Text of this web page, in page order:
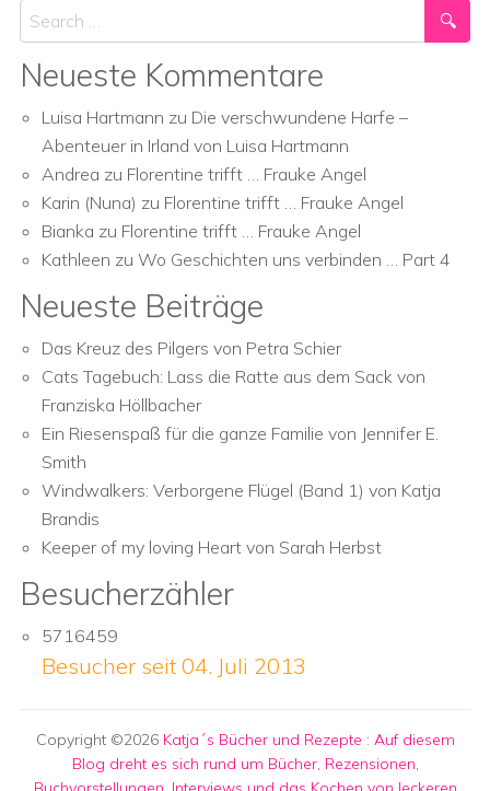
Search
Neueste Kommentare
Luisa Hartmann zu Die verschwundene Harfe –
Abenteuer in Irland von Luisa Hartmann
Andrea zu Florentine trifft … Frauke Angel
Karin (Nuna) zu Florentine trifft … Frauke Angel
Bianka zu Florentine trifft … Frauke Angel
Kathleen zu Wo Geschichten uns verbinden … Part 4
Neueste Beiträge
Das Kreuz des Pilgers von Petra Schier
Cats Tagebuch: Lass die Ratte aus dem Sack von
Franziska Höllbacher
Ein Riesenspaß für die ganze Familie von Jennifer E.
Smith
Windwalkers: Verborgene Flügel (Band 1) von Katja
Brandis
Keeper of my loving Heart von Sarah Herbst
Besucherzähler
5716459
Besucher seit 04. Juli 2013
Copyright ©2026 Katja´s Bücher und Rezepte : Auf diesem
Blog dreht es sich rund um Bücher, Rezensionen,